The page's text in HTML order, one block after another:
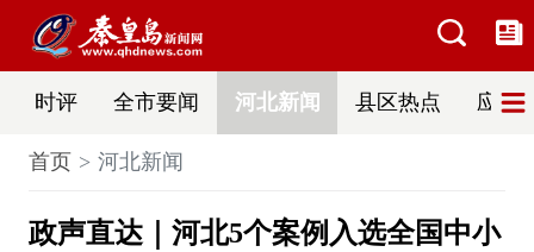
时评 全市要闻 河北新闻 县区热点 应急
首页 河北新闻
政声直达｜河北5个案例入选全国中小